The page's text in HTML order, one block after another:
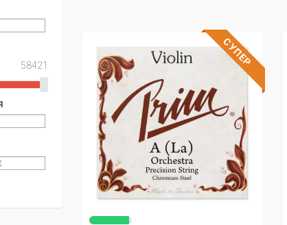
СУПЕР